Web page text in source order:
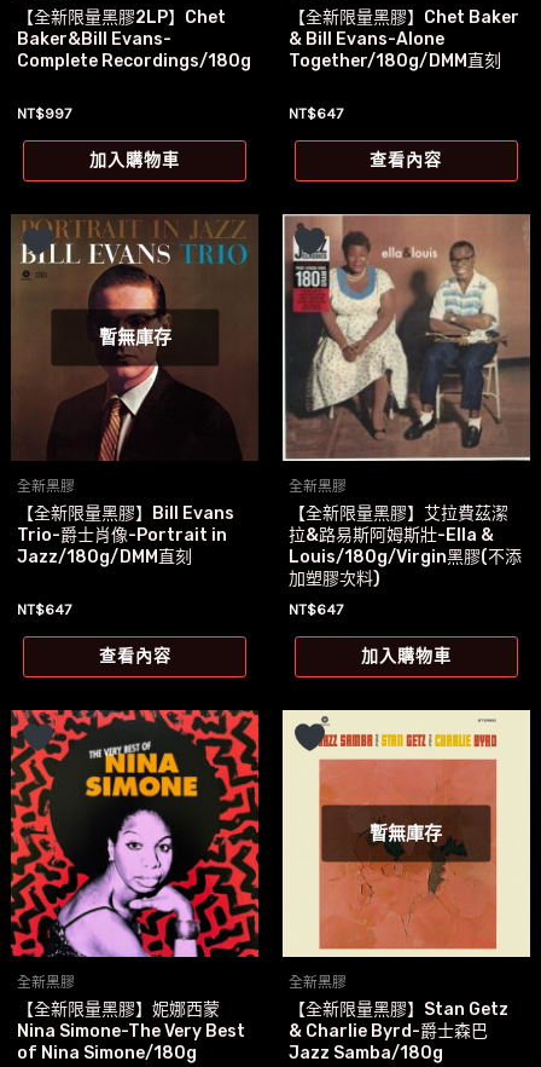
【全新限量黑膠2LP】Chet
Baker&Bill Evans-
Complete Recordings/180g
NT$997
加入購物車
【全新限量黑膠】Chet Baker
& Bill Evans-Alone
Together/180g/DMM直刻
NT$647
查看內容
暫無庫存
全新黑膠
【全新限量黑膠】Bill Evans
Trio-爵士肖像-Portrait in
Jazz/180g/DMM直刻
NT$647
查看內容
全新黑膠
【全新限量黑膠】艾拉費茲潔
拉&路易斯阿姆斯壯-Ella &
Louis/180g/Virgin黑膠(不添
加塑膠次料)
NT$647
加入購物車
全新黑膠
【全新限量黑膠】妮娜西蒙
Nina Simone-The Very Best
of Nina Simone/180g
暫無庫存
全新黑膠
【全新限量黑膠】Stan Getz
& Charlie Byrd-爵士森巴
Jazz Samba/180g